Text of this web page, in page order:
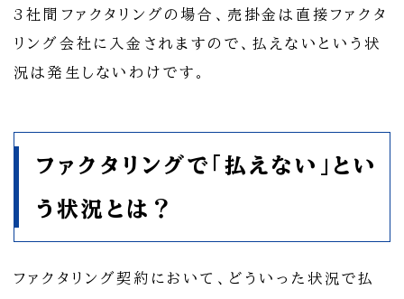
3社間ファクタリングの場合、売掛金は直接ファクタ
リング会社に入金されますので、払えないという状
況は発生しないわけです。
ファクタリングで「払えない」とい
う状況とは？
ファクタリング契約において、どういった状況で払